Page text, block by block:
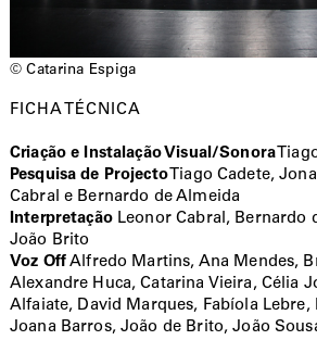
© Catarina Espiga
FICHA TÉCNICA
Criação e Instalação Visual/Sonora
Pesquisa de ProjectoTiago Cadete,
Cabral e Bernardo de Almeida
InterpretaçãoLeonor Cabral, Bernardo
João Brito
Voz Off Alfredo Martins, Ana Mendes,
Alexandre Huca, Catarina Vieira, Célia
Alfaiate, David Marques, Fabíola Lebre,
Joana Barros, João de Brito, João